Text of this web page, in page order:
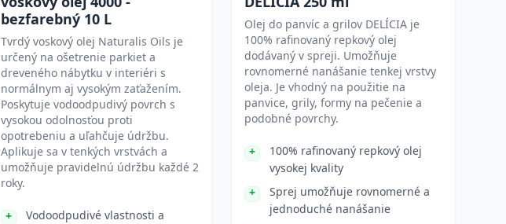
bezfarebný 10 L
Tvrdý voskový olej Naturalis Oils je
určený na ošetrenie parkiet a
dreveného nábytku v interiéri s
normálnym aj vysokým zaťažením.
Poskytuje vodoodpudivý povrch s
vysokou odolnosťou proti
opotrebeniu a uľahčuje údržbu.
Aplikuje sa v tenkých vrstvách a
umožňuje pravidelnú údržbu každé 2
roky.
Vodoodpudivé vlastnosti a
Olej do panvíc a grilov DELÍCIA je
100% rafinovaný repkový olej
dodávaný v spreji. Umožňuje
rovnomerné nanášanie tenkej vrstvy
oleja. Je vhodný na použitie na
panvice, grily, formy na pečenie a
podobné povrchy.
100% rafinovaný repkový olej
vysokej kvality
Sprej umožňuje rovnomerné a
jednoduché nanášanie